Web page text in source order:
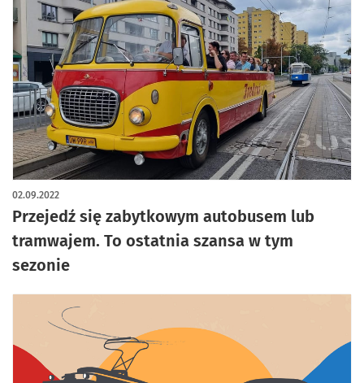
Przejedź się zabytkowym autobusem lub
tramwajem. To ostatnia szansa w tym
sezonie
02.09.2022
artykuł z galerią zdjęć